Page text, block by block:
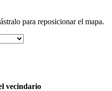
para reposicionar el mapa.
vecindario